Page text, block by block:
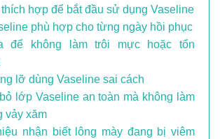
hợp để bắt đầu sử dụng Vaseline
phù hợp cho từng ngày hồi phục
để không làm trôi mực hoặc tổn
lỡ dùng Vaseline sai cách
lớp Vaseline an toàn mà không làm
vảy xăm
nhận biết lông mày đang bị viêm